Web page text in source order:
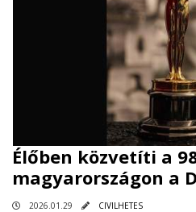
Élőben közvetíti a
magyarországon a
2026.01.29 CIVILHETES